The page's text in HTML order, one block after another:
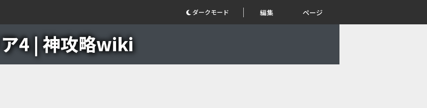
ダークモード 編集 ページ
4 | 神攻略wiki